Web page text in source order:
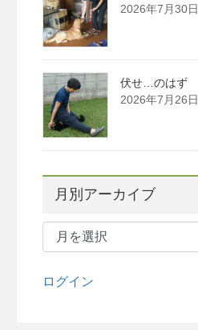
2026年7月30日
伏せ…のはず
2026年7月26日
月別アーカイブ
月
ー
ログイン